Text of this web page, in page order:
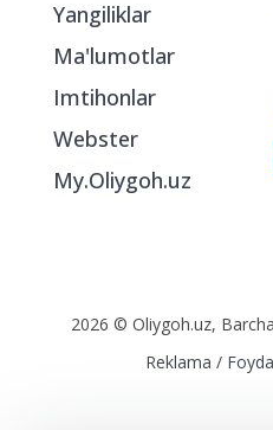
Oliygohlar
Imtihonlar